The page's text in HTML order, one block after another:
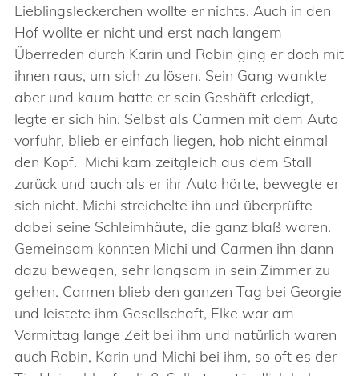
Lieblingsleckerchen wollte er nichts. Auch in den
Hof wollte er nicht und erst nach langem
Überreden durch Karin und Robin ging er doch mit
ihnen raus, um sich zu lösen. Sein Gang wankte
aber und kaum hatte er sein Geshäft erledigt,
legte er sich hin. Selbst als Carmen mit dem Auto
vorfuhr, blieb er einfach liegen, hob nicht einmal
den Kopf. Michi kam zeitgleich aus dem Stall
zurück und auch als er ihr Auto hörte, bewegte er
sich nicht. Michi streichelte ihn und überprüfte
dabei seine Schleimhäute, die ganz blaß waren.
Gemeinsam konnten Michi und Carmen ihn dann
dazu bewegen, sehr langsam in sein Zimmer zu
gehen. Carmen blieb den ganzen Tag bei Georgie
und leistete ihm Gesellschaft, Elke war am
Vormittag lange Zeit bei ihm und natürlich waren
auch Robin, Karin und Michi bei ihm, so oft es der